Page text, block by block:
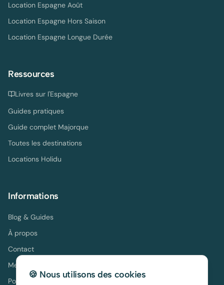
Location Espagne Août
Location Espagne Hors Saison
Location Espagne Longue Durée
Ressources
Livres sur l'Espagne
Guides pratiques
Guide complet Majorque
Toutes les destinations
Locations Holidu
Informations
Blog & Guides
À propos
Contact
Mentions légales
Politique de confidentialité
🍪 Nous utilisons des cookies